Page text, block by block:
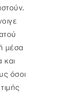
μέσα
και
όσοι